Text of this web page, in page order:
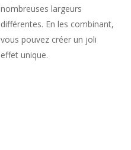
nombreuses largeurs
différentes. En les combinant,
vous pouvez créer un joli
effet unique.